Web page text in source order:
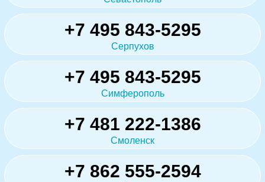
+7 495 843-5295
Серпухов
+7 495 843-5295
Симферополь
+7 481 222-1386
Смоленск
+7 862 555-2594